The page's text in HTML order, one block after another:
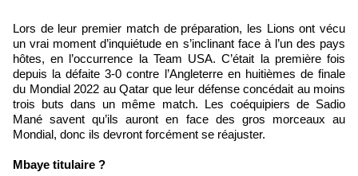
Lors de leur premier match de préparation, les Lions ont vécu
un vrai moment d’inquiétude en s’inclinant face à l’un des pays
hôtes, en l’occurrence la Team USA. C’était la première fois
depuis la défaite 3-0 contre l’Angleterre en huitièmes de finale
du Mondial 2022 au Qatar que leur défense concédait au moins
trois buts dans un même match. Les coéquipiers de Sadio
Mané savent qu’ils auront en face des gros morceaux au
Mondial, donc ils devront forcément se réajuster.
Mbaye titulaire ?